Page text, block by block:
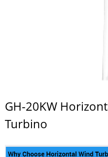
GH-20KW
Turbino